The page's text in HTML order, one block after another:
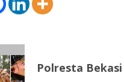
Polresta